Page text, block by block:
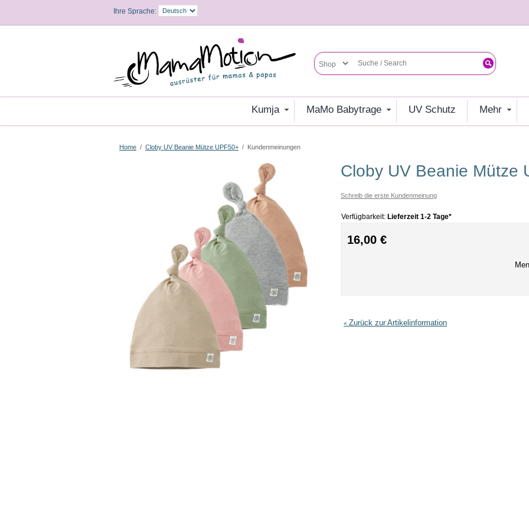
Ihre Sprache:
Kumja MaMo Babytrage UV Schutz mehr
Home / Cloby UV Beanie Mütze UPF50+ / Kundenmeinungen
Cloby UV Beanie Mütze
Schreib die erste Kundenmeinung
Verfügbarkeit: Lieferzeit 1-2 Tage*
16,00 €
« Zurück zur Artikelinformation